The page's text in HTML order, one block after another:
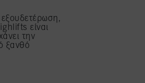
εξουδετέρωση,
είναι
την
ξανθό